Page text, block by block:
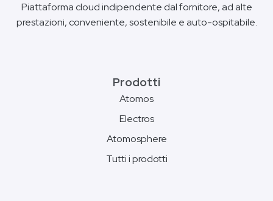
Piattaforma cloud indipendente dal fornitore, ad alte
prestazioni, conveniente, sostenibile e auto-ospitabile.
Prodotti
Atomos
Electros
Atomosphere
Tutti i prodotti